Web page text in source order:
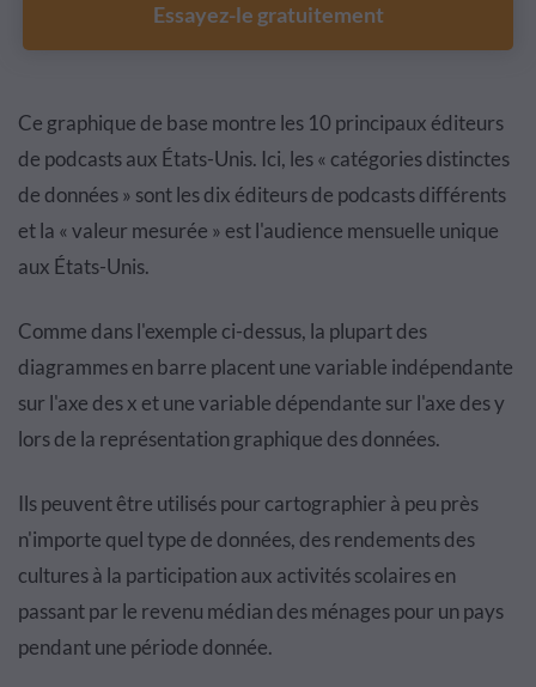
Essayez-le gratuitement
Ce graphique de base montre les 10 principaux éditeurs
de podcasts aux États-Unis. Ici, les « catégories distinctes
de données » sont les dix éditeurs de podcasts différents
et la « valeur mesurée » est l'audience mensuelle unique
aux États-Unis.
Comme dans l'exemple ci-dessus, la plupart des
diagrammes en barre placent une variable indépendante
sur l'axe des x et une variable dépendante sur l'axe des y
lors de la représentation graphique des données.
Ils peuvent être utilisés pour cartographier à peu près
n'importe quel type de données, des rendements des
cultures à la participation aux activités scolaires en
passant par le revenu médian des ménages pour un pays
pendant une période donnée.